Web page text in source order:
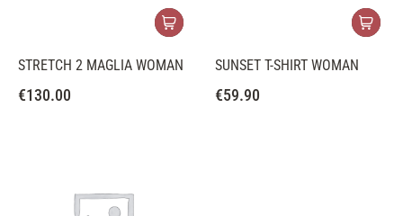
STRETCH 2 MAGLIA WOMAN
€130.00
SUNSET T-SHIRT WOMAN
€59.90